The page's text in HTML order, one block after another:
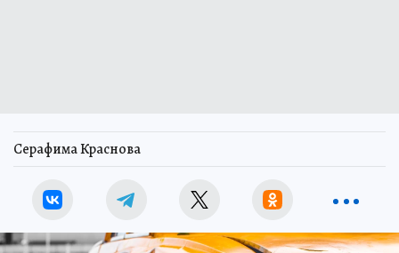
Серафима Краснова